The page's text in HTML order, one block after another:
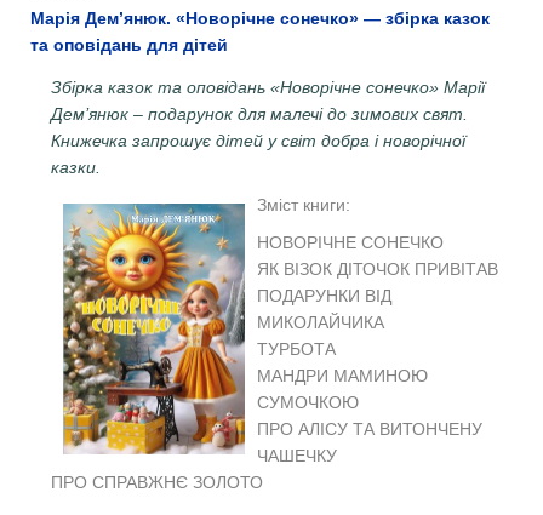
Марія Дем’янюк. «Новорічне сонечко» — збірка казок
та оповідань для дітей
Збірка казок та оповідань «Новорічне сонечко» Марії
Дем’янюк – подарунок для малечі до зимових свят.
Книжечка запрошує дітей у світ добра і новорічної
казки.
Зміст книги:
НОВОРІЧНЕ СОНЕЧКО
ЯК ВІЗОК ДІТОЧОК ПРИВІТАВ
ПОДАРУНКИ ВІД
МИКОЛАЙЧИКА
ТУРБОТА
МАНДРИ МАМИНОЮ
СУМОЧКОЮ
ПРО АЛІСУ ТА ВИТОНЧЕНУ
ЧАШЕЧКУ
ПРО СПРАВЖНЄ ЗОЛОТО